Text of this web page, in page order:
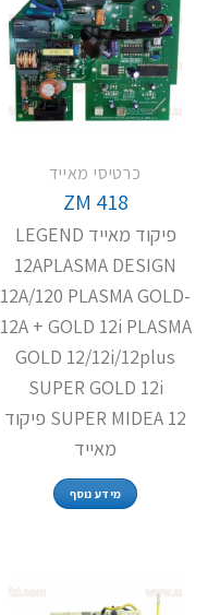
כרטיסי מאייד
ZM 418
פיקוד מאייד LEGEND
12APLASMA DESIGN
12A/120 PLASMA GOLD-
12A + GOLD 12i PLASMA
GOLD 12/12i/12plus
SUPER GOLD 12i
SUPER MIDEA 12 פיקוד
מאייד
מידע נוסף